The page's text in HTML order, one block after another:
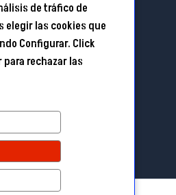
685 74 85 02
de tráfico de
elegir las cookies que
Configurar. Click
para rechazar las